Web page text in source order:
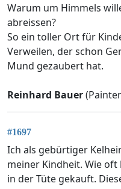
Warum um Himmels
abreissen?
So ein toller Ort für
Verweilen, der schon
Mund gezaubert hat.
Reinhard Bauer
#1697
Ich als gebürtiger
meiner Kindheit. Wie oft
in der Tüte gekauft.